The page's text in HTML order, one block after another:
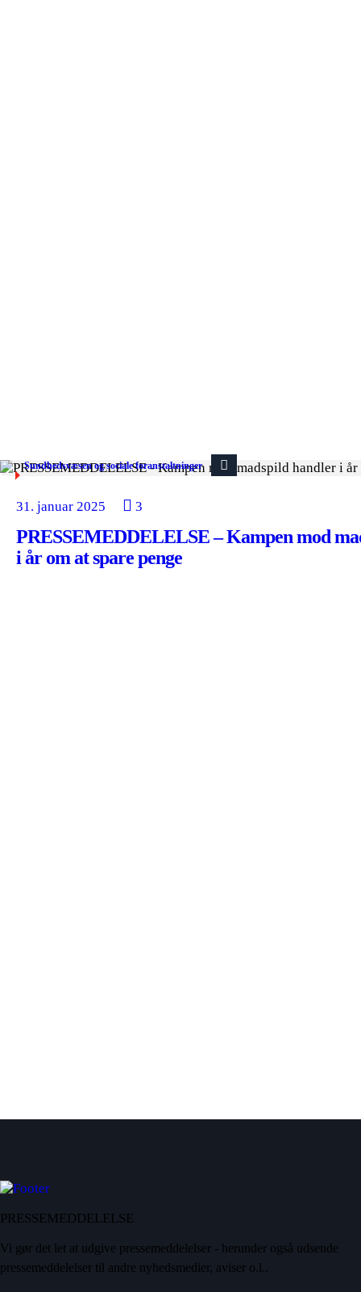
Sundhedsvæsen og sociale foranstaltninger
31. januar 2025 3
PRESSEMEDDELELSE – Kampen mod
i år om at spare penge
PRESSEMEDDELELSE
Vi gør det let at udgive pressemeddelelser - herunder også udsende
pressemeddelelser til andre nyhedsmedier, aviser o.l..